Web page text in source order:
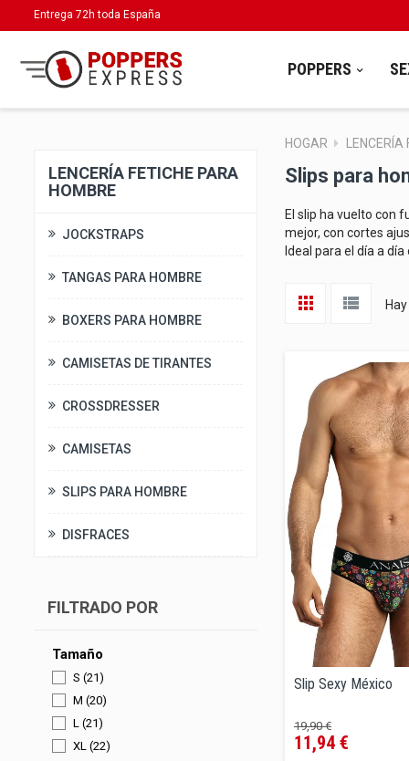
Entrega 72h toda España
POPPERS
LENCERÍA FETICHE PARA
HOMBRE
JOCKSTRAPS
TANGAS PARA HOMBRE
BOXERS PARA HOMBRE
CAMISETAS DE TIRANTES
CROSSDRESSER
CAMISETAS
SLIPS PARA HOMBRE
DISFRACES
FILTRADO POR
Tamaño
S (21)
M (20)
L (21)
XL (22)
HOGAR
Slips para
El slip ha vuelto con
mejor, con cortes
Ideal para el día a
Slip Sexy México
Precio
regular
19,90 €Precio
11,94 €